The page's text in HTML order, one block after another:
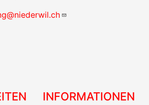
INFORMATIONEN